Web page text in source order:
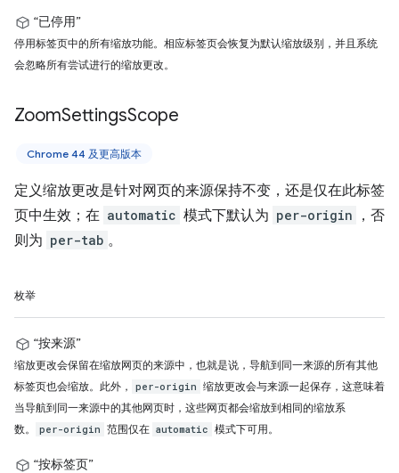
“已停用”
停用标签页中的所有缩放功能。相应标签页会恢复为默认缩放级别，并且系统
会忽略所有尝试进行的缩放更改。
ZoomSettingsScope
Chrome 44 及更高版本
定义缩放更改是针对网页的来源保持不变，还是仅在此标签
页中生效；在 automatic 模式下默认为 per-origin
，否
则为 per-tab 。
枚举
“按来源”
缩放更改会保留在缩放网页的来源中，也就是说，导航到同一来源的所有其他
标签页也会缩放。此外，
per-origin 缩放更改会与来源一起保存，这意味着
当导航到同一来源中的其他网页时，这些网页都会缩放到相同的缩放系
数。
per-origin 范围仅在 automatic 模式下可用。
“按标签页”